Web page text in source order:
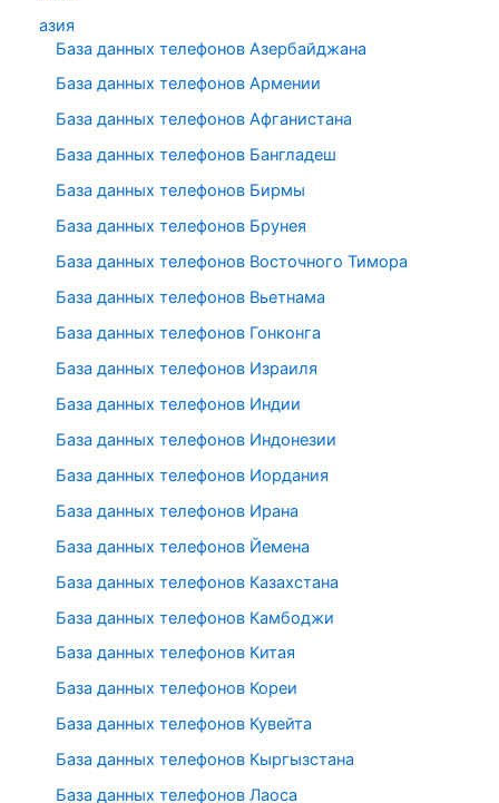
азия
База данных телефонов Азербайджана
База данных телефонов Армении
База данных телефонов Афганистана
База данных телефонов Бангладеш
База данных телефонов Бирмы
База данных телефонов Брунея
База данных телефонов Восточного Тимора
База данных телефонов Вьетнама
База данных телефонов Гонконга
База данных телефонов Израиля
База данных телефонов Индии
База данных телефонов Индонезии
База данных телефонов Иордания
База данных телефонов Ирана
База данных телефонов Йемена
База данных телефонов Казахстана
База данных телефонов Камбоджи
База данных телефонов Китая
База данных телефонов Кореи
База данных телефонов Кувейта
База данных телефонов Кыргызстана
База данных телефонов Лаоса